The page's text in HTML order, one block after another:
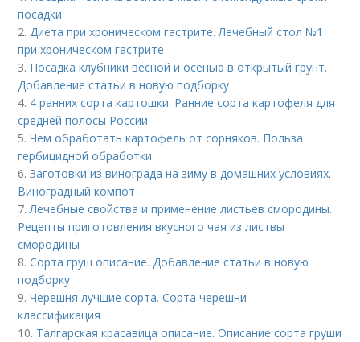
посадки
2.Диета при хроническом гастрите. Лечебный стол №1
при хроническом гастрите
3. Посадка клубники весной и осенью в открытый грунт.
Добавление статьи в новую подборку
4. 4 ранних сорта картошки. Ранние сорта картофеля для
средней полосы России
5.Чем обработать картофель от сорняков. Польза
гербицидной обработки
6.Заготовки из винограда на зиму в домашних условиях.
Виноградный компот
7.Лечебные свойства и применение листьев смородины.
Рецепты приготовления вкусного чая из листвы
смородины
8.Сорта груш описание. Добавление статьи в новую
подборку
9.Черешня лучшие сорта. Сорта черешни —
классификация
10. Талгарская красавица описание. Описание сорта груши